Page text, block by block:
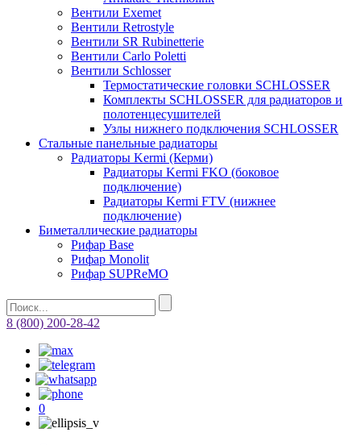
Вентили Exemet
Вентили Retrostyle
Вентили SR Rubinetterie
Вентили Carlo Poletti
Вентили Schlosser
Термостатические головки SCHLOSSER
Комплекты SCHLOSSER для радиаторов и
полотенцесушителей
Узлы нижнего подключения SCHLOSSER
Стальные панельные радиаторы
Радиаторы Kermi (Керми)
Радиаторы Kermi FKO (боковое
подключение)
Радиаторы Kermi FTV (нижнее
подключение)
Биметаллические радиаторы
Рифар Base
Рифар Monolit
Рифар SUPReMO
8 (800) 200-28-42
0